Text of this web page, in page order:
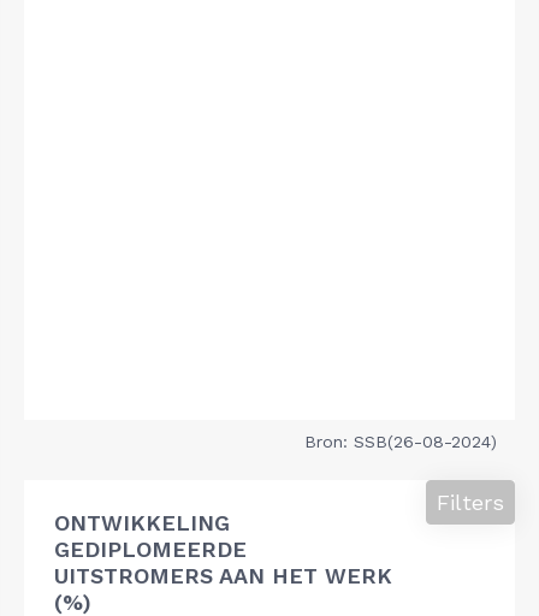
Bron: SSB(26-08-2024)
ONTWIKKELING
GEDIPLOMEERDE
UITSTROMERS AAN HET WERK
(%)
Filters